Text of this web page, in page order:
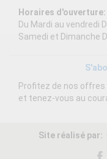
Horaires d'ouverture:
Du Mardi au vendredi
Samedi et Dimanche
Profitez de nos
et tenez-vous au
Site réalisé par: